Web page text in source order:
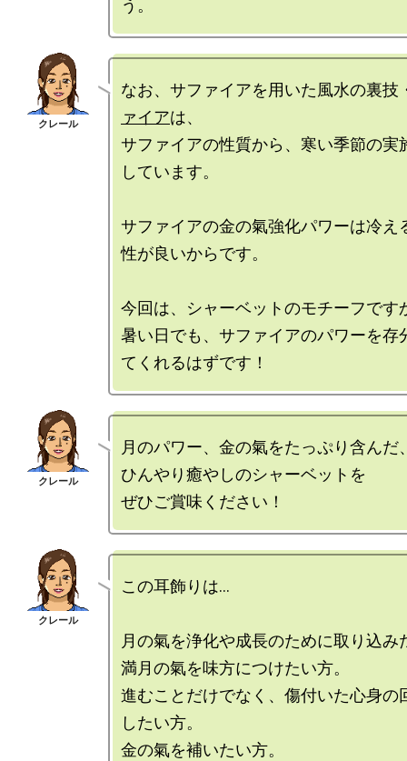
なお、サファイアを用いた風水の裏技
ァイアは、
サファイアの性質から、寒い季節の実
しています。
サファイアの金の氣強化パワーは冷え
性が良いからです。
今回は、シャーベットのモチーフです
暑い日でも、サファイアのパワーを存
月のパワー、金の氣をたっぷり含んだ
ひんやり癒やしのシャーベットを
この耳飾りは…
月の氣を浄化や成長のために取り込み
満月の氣を味方につけたい方。
進むことだけでなく、傷付いた心身の
したい方。
金の氣を補いたい方。